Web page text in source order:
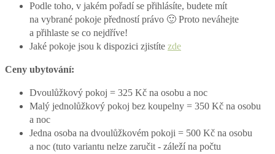
Podle toho, v jakém pořadí se přihlásíte, budete mít
na vybrané pokoje předností právo 🙂 Proto neváhejte
a přihlaste se co nejdříve!
Jaké pokoje jsou k dispozici zjistíte zde
Ceny ubytování:
Dvoulůžkový pokoj = 325 Kč na osobu a noc
Malý jednolůžkový pokoj bez koupelny = 350 Kč na osobu
a noc
Jedna osoba na dvoulůžkovém pokoji = 500 Kč na osobu
a noc (tuto variantu nelze zaručit - záleží na počtu